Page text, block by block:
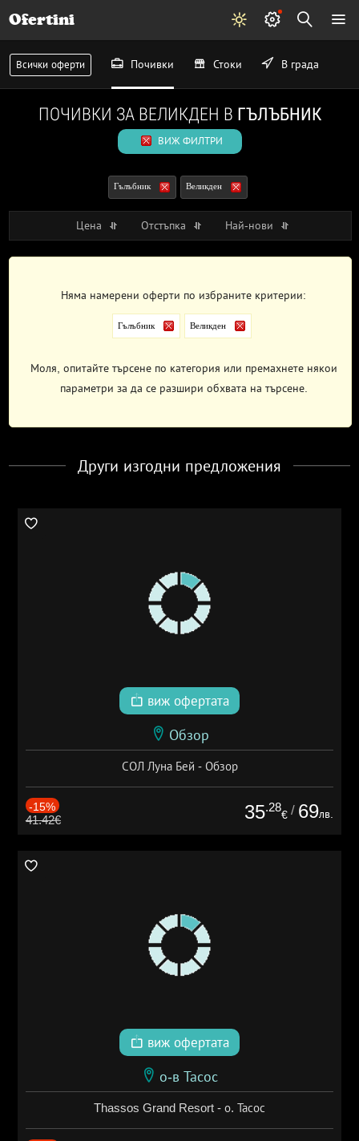
Ofertini
Всички оферти Почивки Стоки В града
ПОЧИВКИ ЗА ВЕЛИКДЕН В ГЪЛЪБНИК
ВИЖ ФИЛТРИ
Гълъбник Великден
Цена Отстъпка Най-нови
Няма намерени оферти по избраните критерии:
Гълъбник Великден
Моля, опитайте търсене по категория или премахнете някои
параметри за да се разшири обхвата на търсене.
Други изгодни предложения
виж офертата
Обзор
СОЛ Луна Бей - Обзор
-15%
41.42€ 35.28
€ / 69лв.
виж офертата
о-в Тасос
Thassos Grand Resort - о. Тасос